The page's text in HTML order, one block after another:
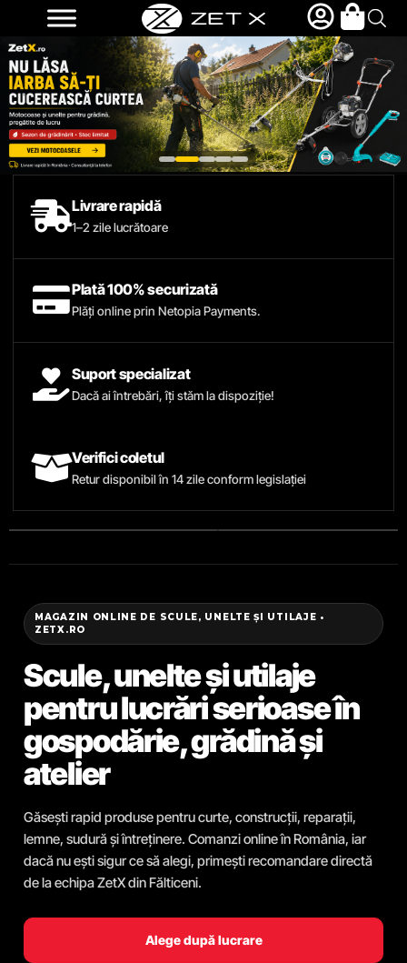
Livrare rapidă
1–2 zile lucrătoare
Plată 100% securizată
Plăți online prin Netopia Payments.
Suport specializat
Dacă ai întrebări, îți stăm la dispoziție!
Verifici coletul
Retur disponibil în 14 zile conform legislației
MAGAZIN ONLINE DE SCULE, UNELTE ȘI UTILAJE •
ZETX.RO
Scule, unelte și utilaje
pentru lucrări serioase în
gospodărie, grădină și
atelier
Găsești rapid produse pentru curte, construcții, reparații,
lemne, sudură și întreținere. Comanzi online în România, iar
dacă nu ești sigur ce să alegi, primești recomandare directă
de la echipa ZetX din Fălticeni.
Alege după lucrare